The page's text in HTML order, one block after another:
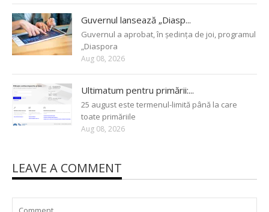
Guvernul lansează „Diasp...
Guvernul a aprobat, în ședința de joi, programul
„Diaspora
Aug 08, 2026
Ultimatum pentru primării:...
25 august este termenul-limită până la care
toate primăriile
Aug 08, 2026
LEAVE A COMMENT